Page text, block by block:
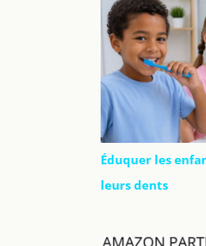
Éduquer les
leurs dents